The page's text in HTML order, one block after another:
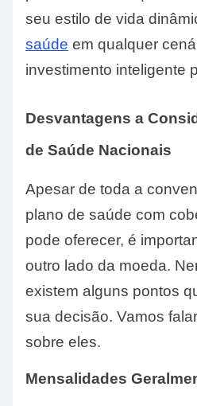
seu estilo de vida
saúde em qualquer
investimento inteligente
Desvantagens a
de Saúde Nacionais
Apesar de toda a
plano de saúde com
pode oferecer, é
outro lado da moeda.
existem alguns pontos
sua decisão. Vamos
sobre eles.
Mensalidades